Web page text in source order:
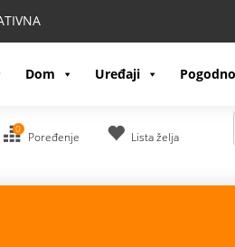
Dom Uređaji
0
Poređenje Lista želja